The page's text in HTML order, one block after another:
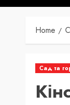
Home
Сад та